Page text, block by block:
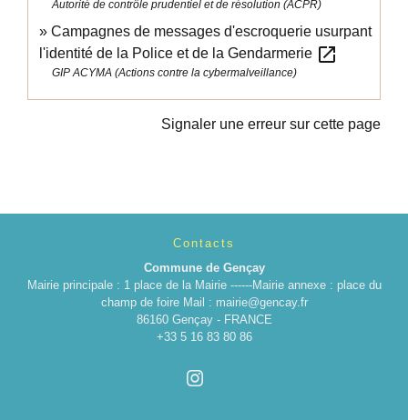
Autorité de contrôle prudentiel et de résolution (ACPR)
Campagnes de messages d'escroquerie usurpant
l'identité de la Police et de la Gendarmerie open_in_new
GIP ACYMA (Actions contre la cybermalveillance)
Signaler une erreur sur cette page
Contacts
Commune de Gençay
Mairie principale : 1 place de la Mairie ------Mairie annexe : place du
champ de foire Mail : mairie@gencay.fr
86160 Gençay - FRANCE
+33 5 16 83 80 86